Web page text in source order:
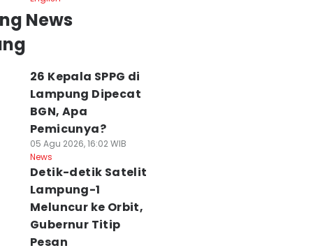
News
26 Kepala SPPG di
Lampung Dipecat
BGN, Apa
Pemicunya?
05 Agu 2026, 16:02 WIB
News
Detik-detik Satelit
Lampung-1
Meluncur ke Orbit,
Gubernur Titip
Pesan